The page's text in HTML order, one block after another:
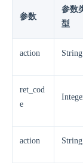
参数
参数
型
action String
ret_cod
e
action String